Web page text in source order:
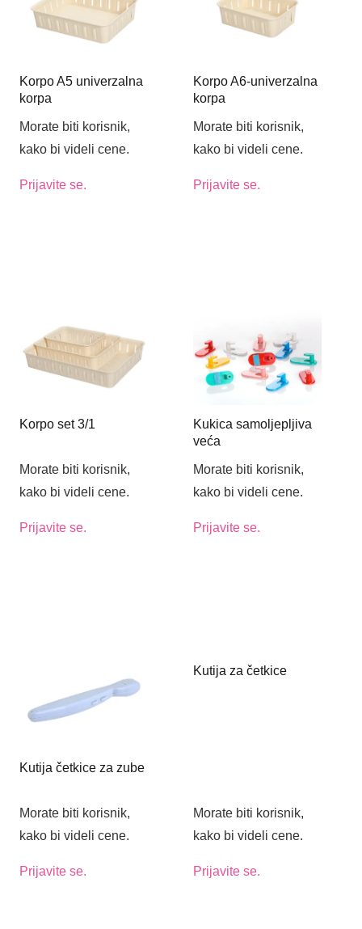
Korpo A5 univerzalna
korpa
Morate biti korisnik,
kako bi videli cene.
Prijavite se.
Korpo A6-univerzalna
korpa
Morate biti korisnik,
kako bi videli cene.
Prijavite se.
Korpo set 3/1
Morate biti korisnik,
kako bi videli cene.
Prijavite se.
Kukica samoljepljiva
veća
Morate biti korisnik,
kako bi videli cene.
Prijavite se.
Kutija četkice za zube
Morate biti korisnik,
kako bi videli cene.
Prijavite se.
Kutija za četkice
Morate biti korisnik,
kako bi videli cene.
Prijavite se.